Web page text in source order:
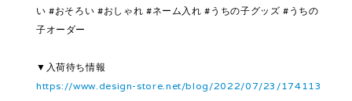
い #おそろい #おしゃれ #ネーム入れ #うちの子グッズ #うちの
子オーダー
▼入荷待ち情報
https://www.design-store.net/blog/2022/07/23/174113